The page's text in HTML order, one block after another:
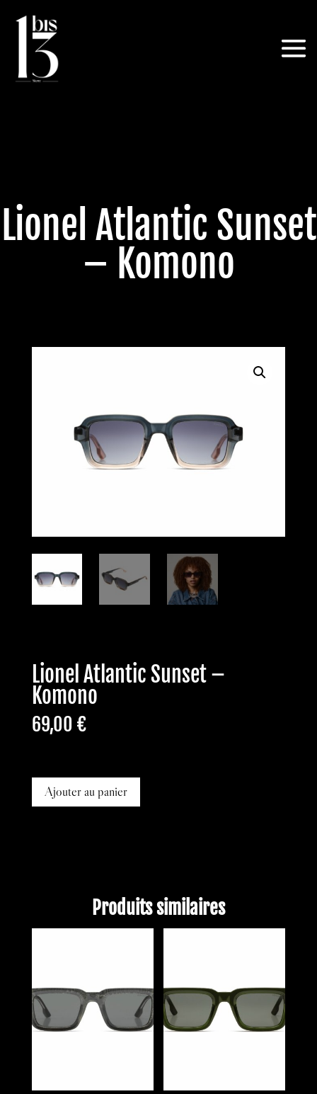
Lionel Atlantic Sunset
– Komono
Lionel Atlantic Sunset –
Komono
69,00 €
Ajouter au panier
Produits similaires